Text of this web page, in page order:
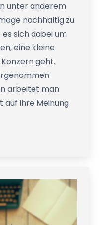
unter anderem
nachhaltig zu
sich dabei um
eine kleine
geht.
arbeitet man
auf ihre Meinung